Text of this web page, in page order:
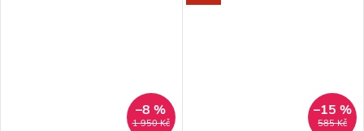
1 950 Kč
–8 %
585 Kč
–15 %